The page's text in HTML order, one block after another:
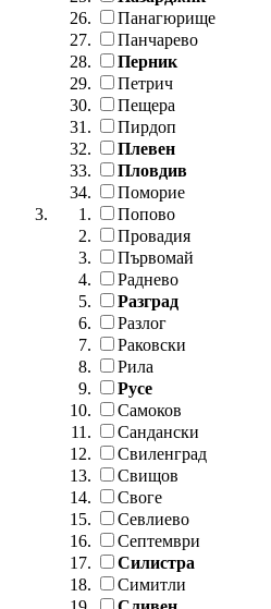
Панагюрище
Панчарево
Перник
Петрич
Пещера
Пирдоп
Плевен
Пловдив
Поморие
Попово
Провадия
Първомай
Раднево
Разград
Разлог
Раковски
Рила
Русе
Самоков
Сандански
Свиленград
Свищов
Своге
Севлиево
Септември
Силистра
Симитли